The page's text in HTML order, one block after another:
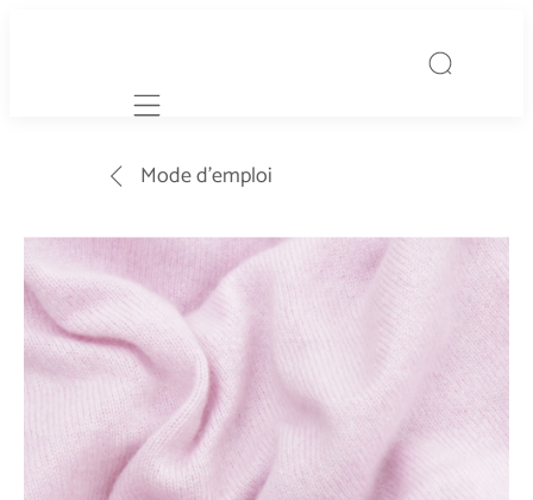
Mobile navigation
Mode d’emploi